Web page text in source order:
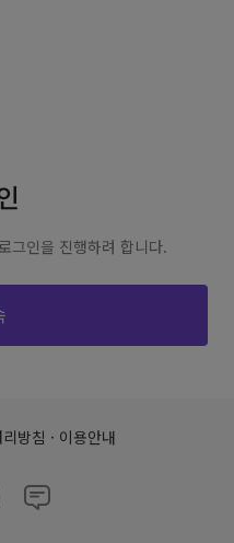
그인을 진행하려 합니다.
방침 · 이용안내